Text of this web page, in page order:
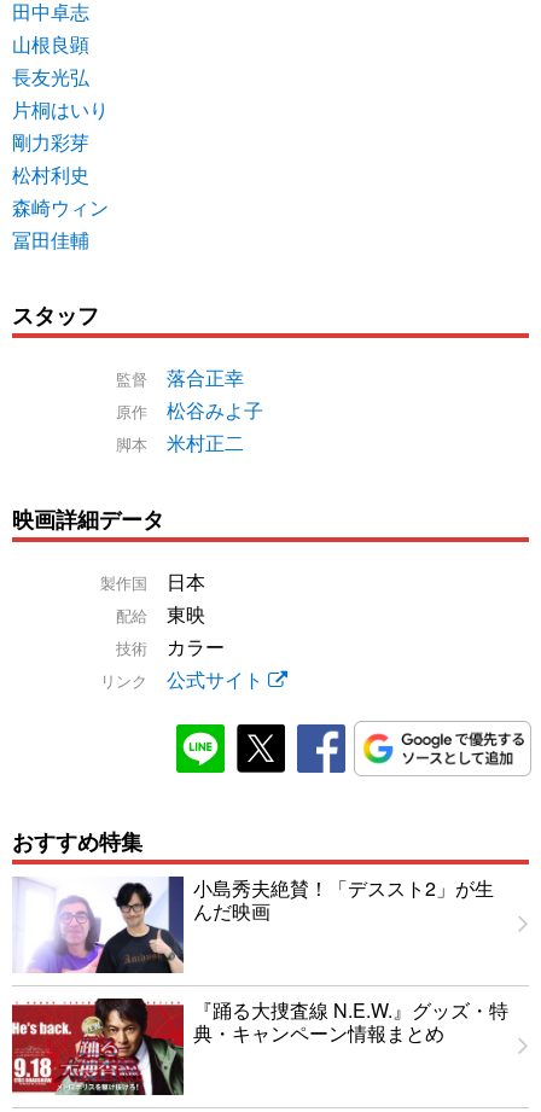
田中卓志
山根良顕
長友光弘
片桐はいり
剛力彩芽
松村利史
森崎ウィン
冨田佳輔
スタッフ
監督 落合正幸
原作 松谷みよ子
脚本 米村正二
映画詳細データ
製作国 日本
配給 東映
技術 カラー
リンク 公式サイト
おすすめ特集
小島秀夫絶賛！「デススト2」が生
んだ映画
『踊る大捜査線 N.E.W.』グッズ・特
典・キャンペーン情報まとめ